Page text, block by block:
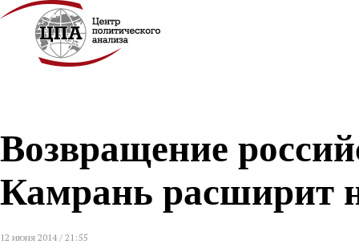
Возвращение
Камрань расширит
12 июня 2014 / 21:55